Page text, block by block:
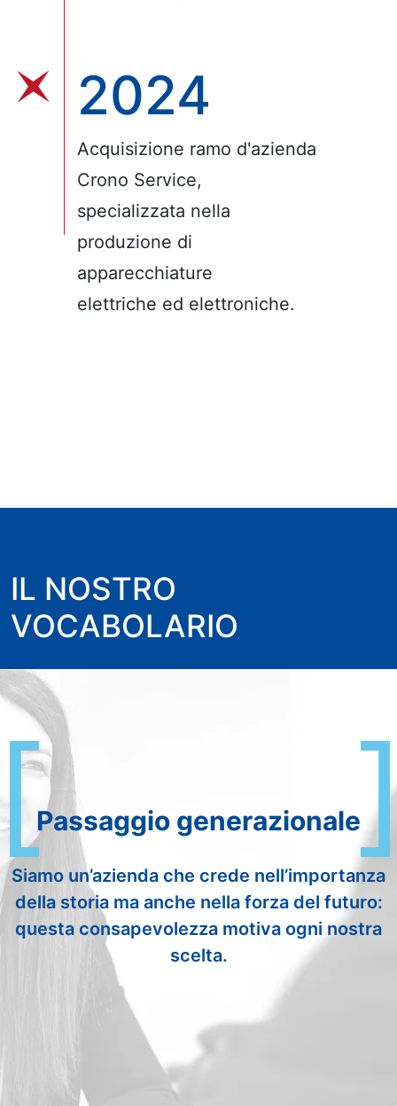
2024
Acquisizione ramo d'azienda
Crono Service,
specializzata nella
produzione di
apparecchiature
elettriche ed elettroniche.
IL NOSTRO
VOCABOLARIO
Passaggio generazionale
Siamo un’azienda che crede nell’importanza
della storia ma anche nella forza del futuro:
questa consapevolezza motiva ogni nostra
scelta.